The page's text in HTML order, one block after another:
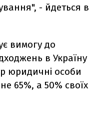
- йдеться в
вимогу до
в Україну
юридичні особи
65%, а 50% своїх